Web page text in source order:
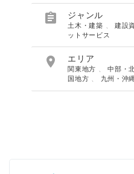
 ジャンル
土木・建築 建設
ットサービス
 エリア
関東地方 、中部・
国地方
九州・沖